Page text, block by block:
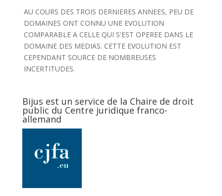
AU COURS DES TROIS DERNIERES ANNEES, PEU DE
DOMAINES ONT CONNU UNE EVOLUTION
COMPARABLE A CELLE QUI S'EST OPEREE DANS LE
DOMAINE DES MEDIAS. CETTE EVOLUTION EST
CEPENDANT SOURCE DE NOMBREUSES
INCERTITUDES.
Bijus est un service de la Chaire de droit
public du Centre juridique franco-
allemand